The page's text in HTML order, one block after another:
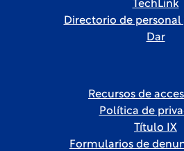
TechLink
Directorio de personal
Dar
Recursos de
Política de
Título IX
Formularios de